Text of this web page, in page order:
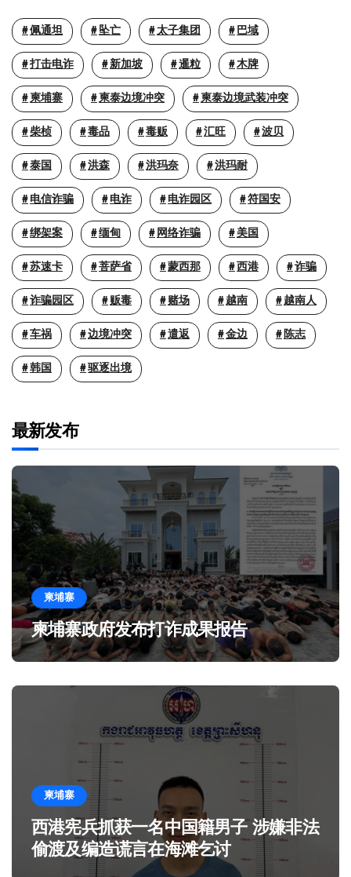
佩通坦 坠亡 太子集团 巴域
打击电诈 新加坡 暹粒 木牌
柬埔寨 柬泰边境冲突 柬泰边境武装冲突
柴桢 毒品 毒贩 汇旺 波贝
泰国 洪森 洪玛奈 洪玛耐
电信诈骗 电诈 电诈园区 符国安
绑架案 缅甸 网络诈骗 美国
苏速卡 菩萨省 蒙西那 西港 诈骗
诈骗园区 贩毒 赌场 越南 越南人
车祸 边境冲突 遣返 金边 陈志
韩国 驱逐出境
最新发布
柬埔寨
柬埔寨政府发布打诈成果报告
柬埔寨
西港宪兵抓获一名中国籍男子 涉嫌非法
偷渡及编造谎言在海滩乞讨